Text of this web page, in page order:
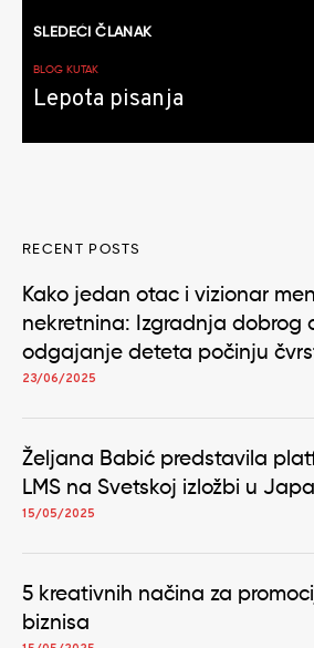
SLEDEĆI ČLANAK
BLOG KUTAK
Lepota pisanja
RECENT POSTS
Kako jedan otac i vizionar
nekretnina: Izgradnja dobrog
odgajanje deteta počinju
23/06/2025
Željana Babić predstavila
LMS na Svetskoj izložbi u
15/05/2025
5 kreativnih načina za
biznisa